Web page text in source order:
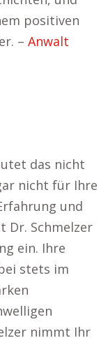
positiven
– Anwalt
das nicht
nicht für Ihre
und
Dr. Schmelzer
ein. Ihre
stets im
nimmt Ihr